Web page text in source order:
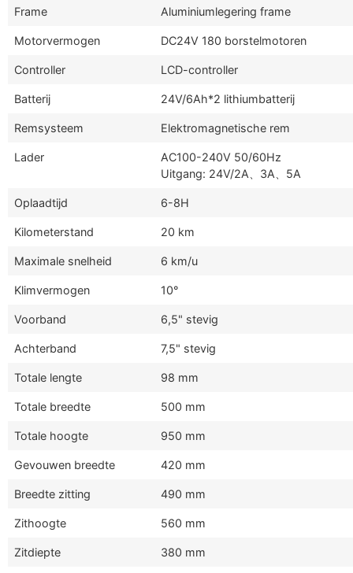
Frame Aluminiumlegering frame
Motorvermogen DC24V 180 borstelmotoren
Controller LCD-controller
Batterij 24V/6Ah*2 lithiumbatterij
Remsysteem Elektromagnetische rem
Lader
AC100-240V 50/60Hz
Uitgang: 24V/2A、3A、5A
Oplaadtijd 6-8H
Kilometerstand 20 km
Maximale snelheid 6 km/u
Klimvermogen 10°
Voorband 6,5" stevig
Achterband 7,5" stevig
Totale lengte 98 mm
Totale breedte 500 mm
Totale hoogte 950 mm
Gevouwen breedte 420 mm
Breedte zitting 490 mm
Zithoogte 560 mm
Zitdiepte 380 mm